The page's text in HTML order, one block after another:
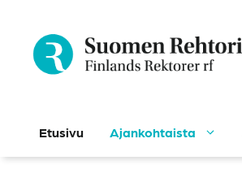
Etusivu Ajankohtaista